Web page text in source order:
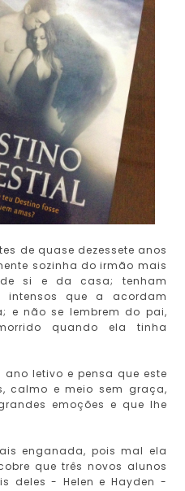
de quase dezessete anos
sozinha do irmão mais
si e da casa; tenham
intensos que a acordam
e não se lembrem do pai,
quando ela tinha
letivo e pensa que este
calmo e meio sem graça,
emoções e que lhe
enganada, pois mal ela
que três novos alunos
deles - Helen e Hayden -